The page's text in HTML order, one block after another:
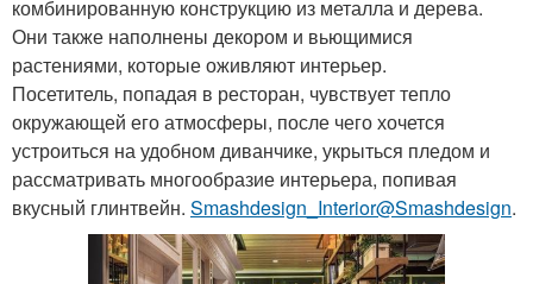
комбинированную конструкцию из металла и дерева.
Они также наполнены декором и вьющимися
растениями, которые оживляют интерьер.
Посетитель, попадая в ресторан, чувствует тепло
окружающей его атмосферы, после чего хочется
устроиться на удобном диванчике, укрыться пледом и
рассматривать многообразие интерьера, попивая
вкусный глинтвейн. Smashdesign_Interior@Smashdesign.